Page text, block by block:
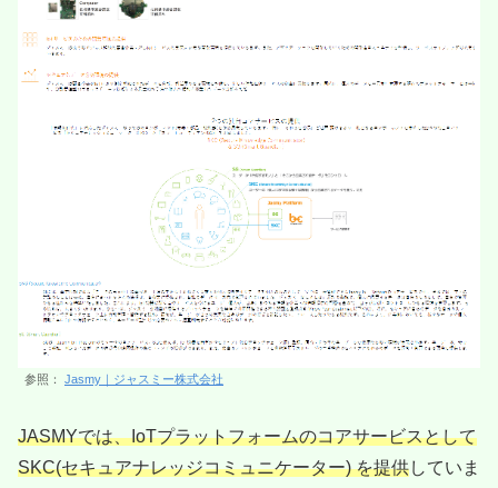
参照： Jasmy｜ジャスミー株式会社
JASMYでは、IoTプラットフォームのコアサービスとして
SKC(セキュアナレッジコミュニケーター) を提供していま